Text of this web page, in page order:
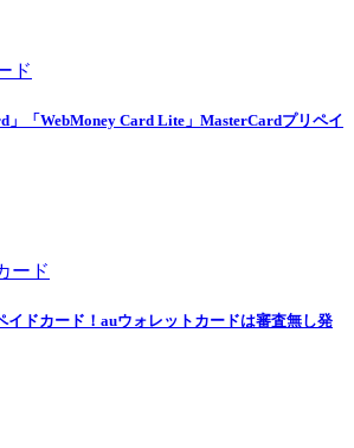
ド
」「WebMoney Card Lite」MasterCardプリペイ
ード
イドカード！auウォレットカードは審査無し発